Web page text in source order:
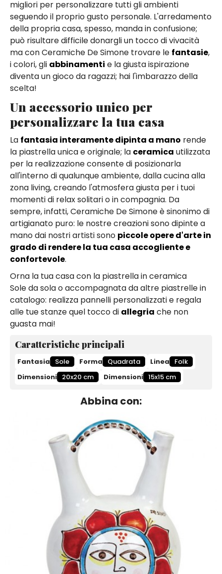
migliori per personalizzare tutti gli ambienti
seguendo il proprio gusto personale. L'arredamento
della propria casa, spesso, manda in confusione;
può risultare difficile donargli un tocco di vivacità
ma con Ceramiche De Simone trovare le fantasie,
i colori, gli abbinamenti e la giusta ispirazione
diventa un gioco da ragazzi; hai l'imbarazzo della
scelta!
Un accessorio unico per
personalizzare la tua casa
La fantasia interamente dipinta a mano rende
la piastrella unica e originale; la ceramica utilizzata
per la realizzazione consente di posizionarla
all'interno di qualunque ambiente, dalla cucina alla
zona living, creando l'atmosfera giusta per i tuoi
momenti di relax solitari o in compagnia. Da
sempre, infatti, Ceramiche De Simone è sinonimo di
artigianato puro: le nostre creazioni sono dipinte a
mano dai nostri artisti sono piccole opere d'arte in
grado di rendere la tua casa accogliente e
confortevole.
Orna la tua casa con la piastrella in ceramica
Sole da sola o accompagnata da altre piastrelle in
catalogo: realizza pannelli personalizzati e regala
alle tue stanze quel tocco di allegria che non
guasta mai!
Caratteristiche principali
Fantasia Sole Forma Quadrata Linea
Folk
Dimensioni 20x20 cm Dimensioni 15x15 cm
Abbina con: